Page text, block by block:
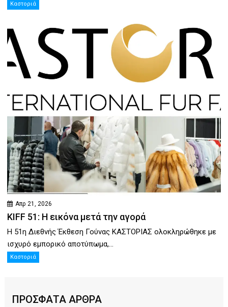
Καστοριά
Απρ 21, 2026
KIFF 51: Η εικόνα μετά την αγορά
Η 51η Διεθνής Έκθεση Γούνας ΚΑΣΤΟΡΙΑΣ ολοκληρώθηκε με
ισχυρό εμπορικό αποτύπωμα,...
Καστοριά
ΠΡΟΣΦΑΤΑ ΑΡΘΡΑ